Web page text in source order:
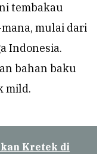
tembakau
mulai dari
Indonesia.
bahan baku
mild.
Kretek di